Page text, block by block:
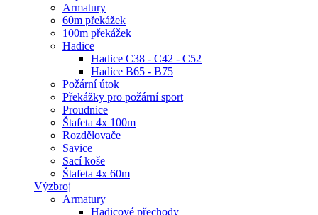
Armatury
60m překážek
100m překážek
Hadice
Hadice C38 - C42 - C52
Hadice B65 - B75
Požární útok
Překážky pro požární sport
Proudnice
Štafeta 4x 100m
Rozdělovače
Savice
Sací koše
Štafeta 4x 60m
Výzbroj
Armatury
Hadicové přechody